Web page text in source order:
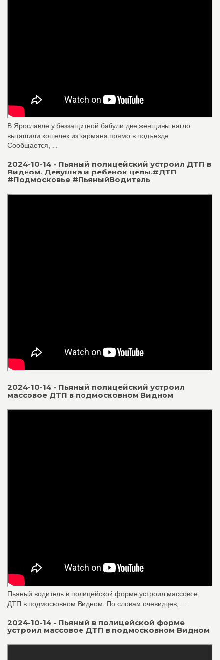
В Ярославле у беззащитной бабули две женщины нагло
вытащили кошелек из кармана прямо в подъезде
Сообщается, ...
2024-10-14 - Пьяный полицейский устроил ДТП в
Видном. Девушка и ребенок целы.#ДТП
#Подмосковье #ПьяныйВодитель
2024-10-14 - Пьяный полицейский устроил
массовое ДТП в подмосковном Видном
Пьяный водитель в полицейской форме устроил массовое
ДТП в подмосковном Видном. По словам очевидцев, ...
2024-10-14 - Пьяный в полицейской форме
устроил массовое ДТП в подмосковном Видном